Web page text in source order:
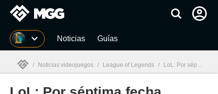
MGG Noticias Guías
/ Noticias videojuegos / League of Legends / LoL: Por séptima fecha consecutiva el equipo de Fuego sigue manteniendo el invicto en la LRN